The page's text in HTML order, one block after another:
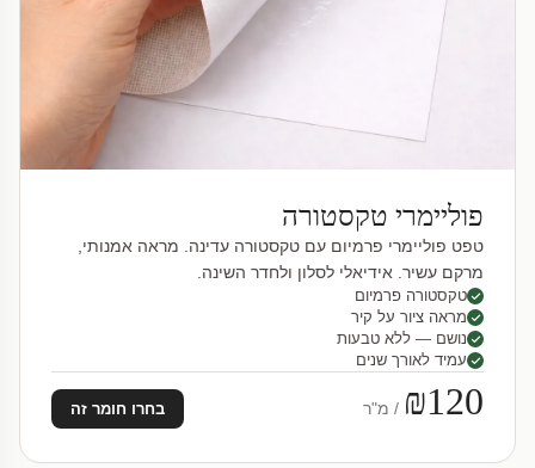
פוליימרי טקסטורה
טפט פוליימרי פרמיום עם טקסטורה עדינה. מראה אמנותי,
מרקם עשיר. אידיאלי לסלון ולחדר השינה.
טקסטורה פרמיום
מראה ציור על קיר
נושם — ללא טבעות
עמיד לאורך שנים
₪120 / מ"ר בחרו חומר זה